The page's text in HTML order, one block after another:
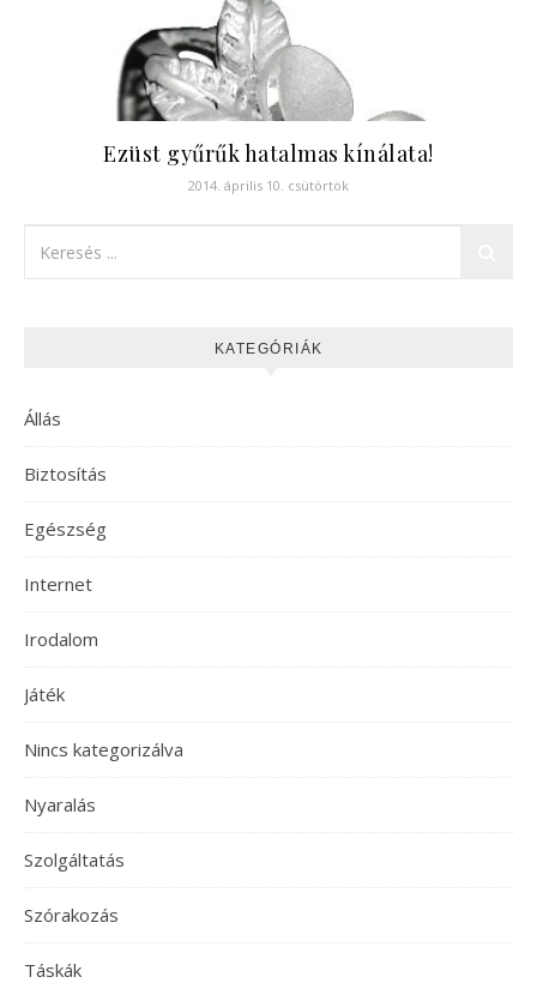
Ezüst gyűrűk hatalmas kínálata!
2014. április 10. csütörtök
KATEGÓRIÁK
Állás
Biztosítás
Egészség
Internet
Irodalom
Játék
Nincs kategorizálva
Nyaralás
Szolgáltatás
Szórakozás
Táskák